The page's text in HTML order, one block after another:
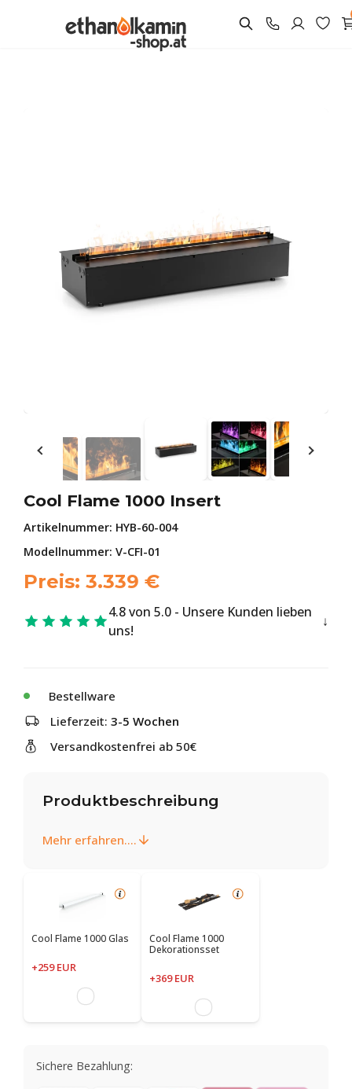
Cool Flame 1000 Insert
Artikelnummer: HYB-60-004
Modellnummer: V-CFI-01
Preis: 3.339 €
4.8 von 5.0 - Unsere Kunden lieben
uns!
Bestellware
Lieferzeit: 3-5 Wochen
Versandkostenfrei ab 50€
Produktbeschreibung
Mehr erfahren....
Cool Flame 1000 Glas
+259 EUR
Cool Flame 1000
Dekorationsset
+369 EUR
Sichere Bezahlung: